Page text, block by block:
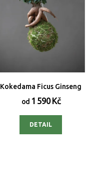
Kokedama Ficus Ginseng
od1 590 Kč
DETAIL